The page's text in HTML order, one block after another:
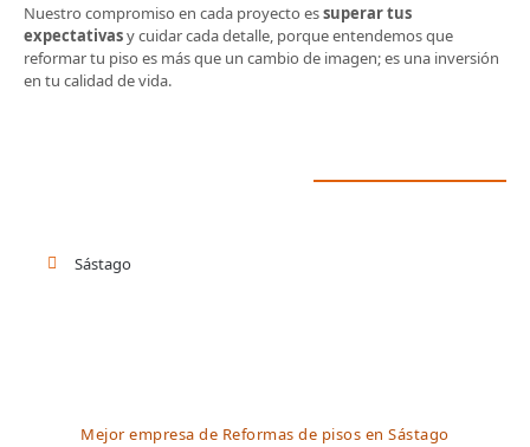
Nuestro compromiso en cada proyecto essuperar tus
expectativasy cuidar cada detalle, porque entendemos que
reformar tu piso es más que un cambio de imagen; es una inversión
en tu calidad de vida.
Sástago
Mejor empresa de Reformas de pisos en Sástago